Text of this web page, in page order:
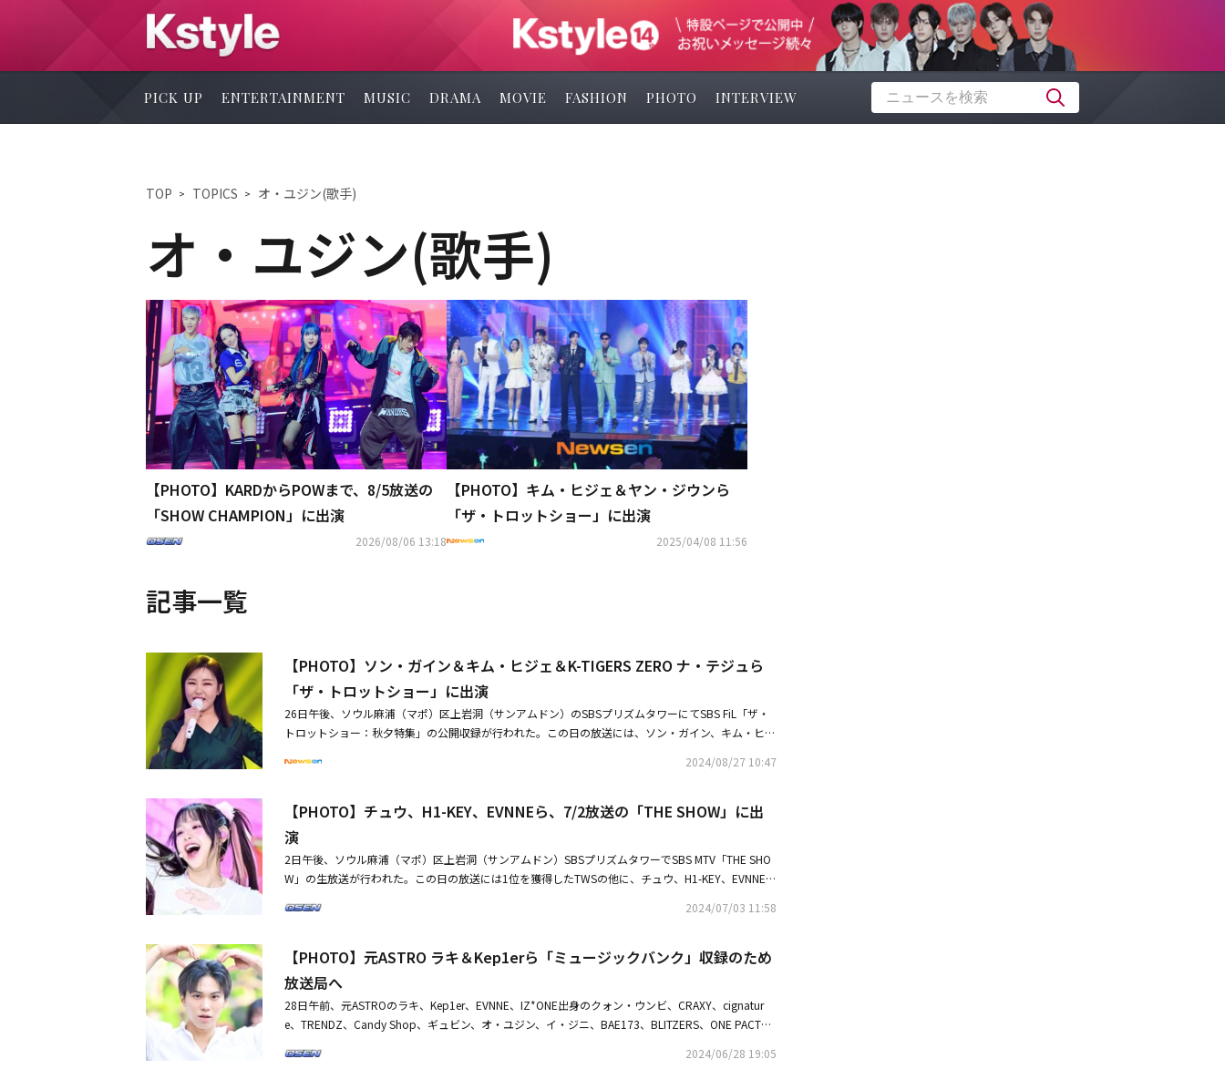
PICK UP ENTERTAINMENT MUSIC DRAMA MOVIE FASHION PHOTO INTERVIEW
TOP TOPICS オ・ユジン(歌手)
オ・ユジン(歌手)
【PHOTO】KARDからPOWまで、8/5放送の
「SHOW CHAMPION」に出演
2026/08/06 13:18
【PHOTO】キム・ヒジェ＆ヤン・ジウンら
「ザ・トロットショー」に出演
2025/04/08 11:56
記事一覧
【PHOTO】ソン・ガイン＆キム・ヒジェ＆K-TIGERS ZERO ナ・テジュら
「ザ・トロットショー」に出演
26日午後、ソウル麻浦（マポ）区上岩洞（サンアムドン）のSBSプリズムタワーにてSBS FiL「ザ・
トロットショー：秋夕特集」の公開収録が行われた。この日の放送には、ソン・ガイン、キム・ヒジ
ン、チョ・ジョンミン、アン・ソンフン、ホン・ジユンらが出演した。・【PHOTO】キム・ヒジェ
身の歌を聴いて涙を流す観客も？「人々に慰めと希望を与えられる歌手になりたい」
2024/08/27 10:47
【PHOTO】チュウ、H1-KEY、EVNNEら、7/2放送の「THE SHOW」に出
演
2日午後、ソウル麻浦（マポ）区上岩洞（サンアムドン）SBSプリズムタワーでSBS MTV「THE SHO
W」の生放送が行われた。この日の放送には1位を獲得したTWSの他に、チュウ、H1-KEY、EVNNE、
ジェオプ、PRIMROSE、Big Ocean、BLINGONEらが出演した。※この記事は現地メディアの取材に
とカムバック！？ニューアルバムで不良コンセプトに初挑戦・EVNNE、自己紹介もわちゃわちゃ！
爽やかなサマーソングで「180度異なる魅力」を披露
2024/07/03 11:58
【PHOTO】元ASTRO ラキ＆Kep1erら「ミュージックバンク」収録のため
放送局へ
28日午前、元ASTROのラキ、Kep1er、EVNNE、IZ*ONE出身のクォン・ウンビ、CRAXY、cignatur
e、TRENDZ、Candy Shop、ギュビン、オ・ユジン、イ・ジニ、BAE173、BLITZERS、ONE PACT、
イド）KBS新館で行われる「ミュージックバンク」のリハーサルに参加するため、放送局へ向かっ
2024/06/28 19:05